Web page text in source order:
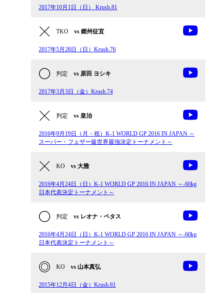
2017年10月1日（日） Krush.81
TKO vs 郷州征宜
2017年5月28日（日）Krush.76
判定 vs 原田 ヨシキ
2017年3月3日（金）Krush.74
判定 vs 皇治
2016年9月19日（月・祝）K-1 WORLD GP 2016 IN JAPAN ～
スーパー・フェザー級世界最強決定トーナメント～
KO vs 大雅
2016年4月24日（日）K-1 WORLD GP 2016 IN JAPAN ～-60kg
日本代表決定トーナメント～
判定 vs レオナ・ペタス
2016年4月24日（日）K-1 WORLD GP 2016 IN JAPAN ～-60kg
日本代表決定トーナメント～
KO vs 山本真弘
2015年12月4日（金）Krush.61